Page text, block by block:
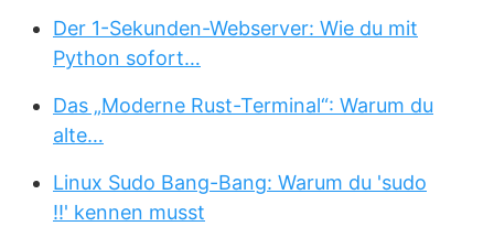
Der 1-Sekunden-Webserver: Wie du mit
Python sofort…
Das „Moderne Rust-Terminal“: Warum du
alte…
Linux Sudo Bang-Bang: Warum du 'sudo
!!' kennen musst